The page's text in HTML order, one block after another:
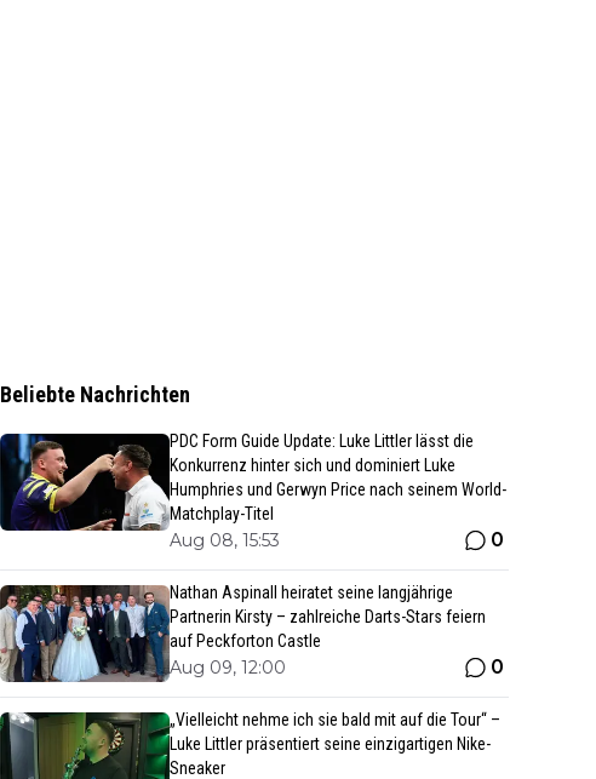
Beliebte Nachrichten
PDC Form Guide Update: Luke Littler lässt die
Konkurrenz hinter sich und dominiert Luke
Humphries und Gerwyn Price nach seinem World-
Matchplay-Titel
Aug 08, 15:53 0
Nathan Aspinall heiratet seine langjährige
Partnerin Kirsty – zahlreiche Darts-Stars feiern
auf Peckforton Castle
Aug 09, 12:00 0
„Vielleicht nehme ich sie bald mit auf die Tour“ –
Luke Littler präsentiert seine einzigartigen Nike-
Sneaker